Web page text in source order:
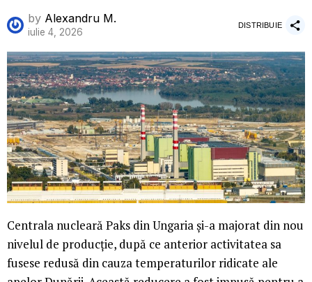
by Alexandru M.
iulie 4, 2026
DISTRIBUIE
Centrala nucleară Paks din Ungaria și-a majorat din nou
nivelul de producție, după ce anterior activitatea sa
fusese redusă din cauza temperaturilor ridicate ale